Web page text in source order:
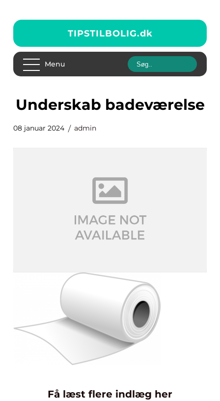
TIPSTILBOLIG.dk
Menu
underskab badeværelse
08 januar 2024 admin
Få læst flere indlæg her